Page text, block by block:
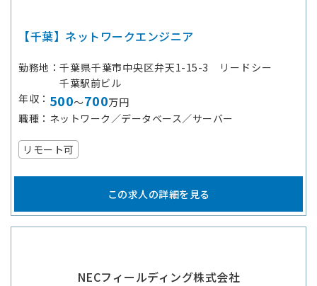
【千葉】ネットワークエンジニア
勤務地
千葉県千葉市中央区弁天1-15-3 リードシー
千葉駅前ビル
年収
500～700万円
職種
ネットワーク／データベース／サーバー
リモート可
この求人の詳細を見る
NECフィールディング株式会社